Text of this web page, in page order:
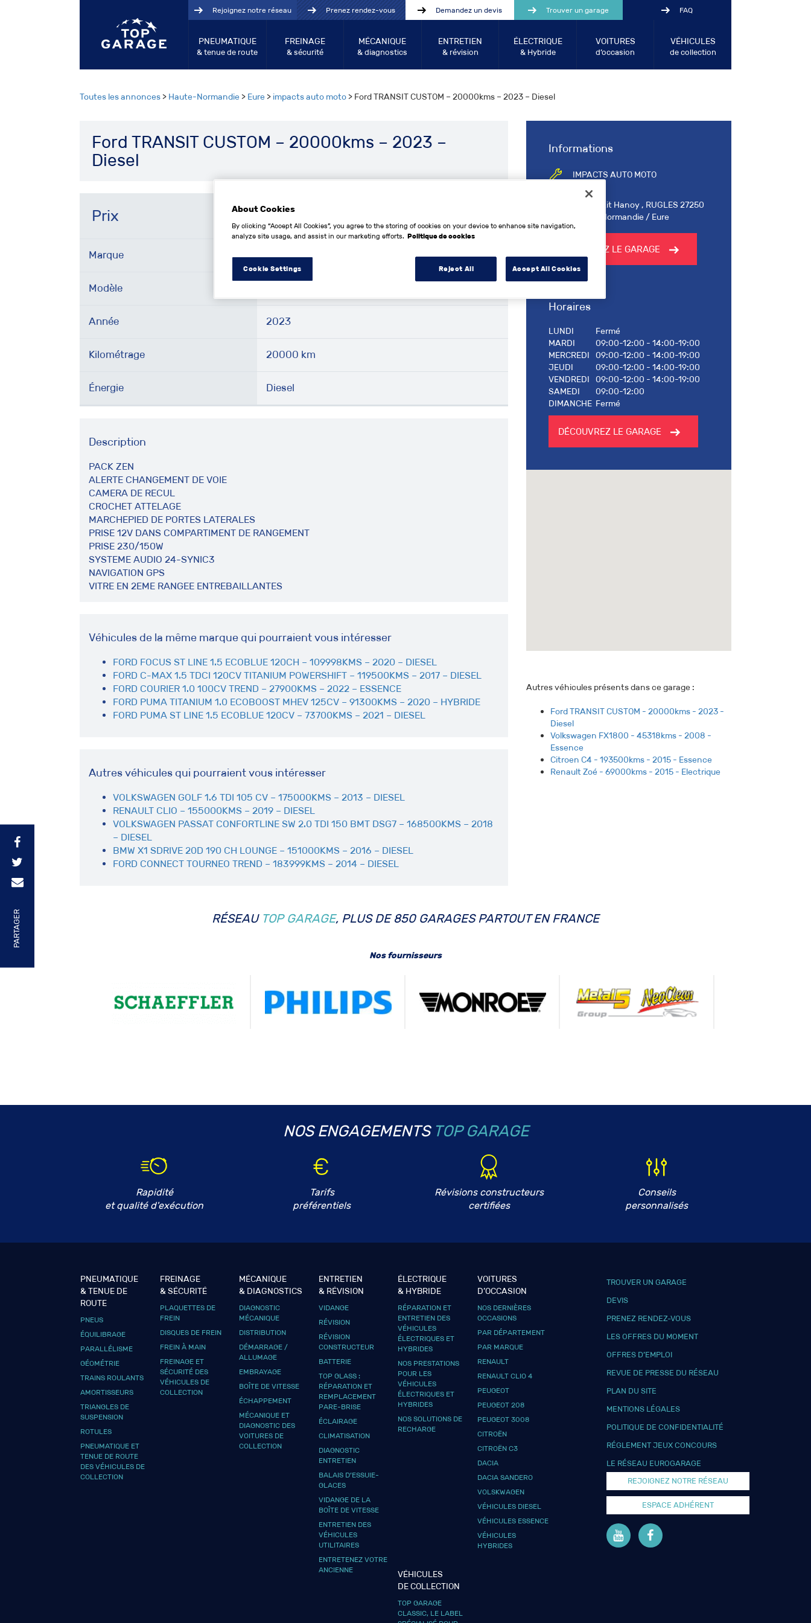
Rejoignez notre réseau Prenez rendez-vous Demandez un devis Trouver un garage FAQ
PNEUMATIQUE
& tenue de route
FREINAGE
& sécurité
MÉCANIQUE
& diagnostics
ENTRETIEN
& révision
ÉLECTRIQUE
& Hybride
VOITURES
d’occasion
VÉHICULES
de collection
PARTAGER
Toutes les annonces > Haute-Normandie > Eure > impacts auto moto > Ford TRANSIT CUSTOM – 20000kms – 2023 – Diesel
Ford TRANSIT CUSTOM – 20000kms – 2023 –
Diesel
Prix 43 000
Marque Ford
Modèle
Année 2023
Kilométrage 20000 km
Énergie Diesel
Description
PACK ZEN
ALERTE CHANGEMENT DE VOIE
CAMERA DE RECUL
CROCHET ATTELAGE
MARCHEPIED DE PORTES LATERALES
PRISE 12V DANS COMPARTIMENT DE RANGEMENT
PRISE 230/150W
SYSTEME AUDIO 24-SYNIC3
NAVIGATION GPS
VITRE EN 2EME RANGEE ENTREBAILLANTES
Véhicules de la même marque qui pourraient vous intéresser
FORD FOCUS ST LINE 1.5 ECOBLUE 120CH – 109998KMS – 2020 – DIESEL
FORD C-MAX 1.5 TDCI 120CV TITANIUM POWERSHIFT – 119500KMS – 2017 – DIESEL
FORD COURIER 1.0 100CV TREND – 27900KMS – 2022 – ESSENCE
FORD PUMA TITANIUM 1.0 ECOBOOST MHEV 125CV – 91300KMS – 2020 – HYBRIDE
FORD PUMA ST LINE 1.5 ECOBLUE 120CV – 73700KMS – 2021 – DIESEL
Autres véhicules qui pourraient vous intéresser
VOLKSWAGEN GOLF 1.6 TDI 105 CV – 175000KMS – 2013 – DIESEL
RENAULT CLIO – 155000KMS – 2019 – DIESEL
VOLKSWAGEN PASSAT CONFORTLINE SW 2.0 TDI 150 BMT DSG7 – 168500KMS – 2018
– DIESEL
BMW X1 SDRIVE 20D 190 CH LOUNGE – 151000KMS – 2016 – DIESEL
FORD CONNECT TOURNEO TREND – 183999KMS – 2014 – DIESEL
Informations
IMPACTS AUTO MOTO
Za le Petit Hanoy , RUGLES 27250
Haute-Normandie / Eure
CONTACTEZ LE GARAGE
Horaires
LUNDI
Fermé
MARDI
09:00-12:00 - 14:00-19:00
MERCREDI
09:00-12:00 - 14:00-19:00
JEUDI
09:00-12:00 - 14:00-19:00
VENDREDI
09:00-12:00 - 14:00-19:00
SAMEDI
09:00-12:00
DIMANCHE Fermé
DÉCOUVREZ LE GARAGE
Autres véhicules présents dans ce garage :
Ford TRANSIT CUSTOM - 20000kms - 2023 -
Diesel
Volkswagen FX1800 - 45318kms - 2008 -
Essence
Citroen C4 - 193500kms - 2015 - Essence
Renault Zoé - 69000kms - 2015 - Electrique
RÉSEAU TOP GARAGE, PLUS DE 850 GARAGES PARTOUT EN FRANCE
Nos fournisseurs
NOS ENGAGEMENTS TOP GARAGE
Rapidité
et qualité d'exécution
Tarifs
préférentiels
Révisions constructeurs
certifiées
Conseils
personnalisés
PNEUMATIQUE
& TENUE DE
ROUTE
PNEUS
ÉQUILIBRAGE
PARALLÉLISME
GÉOMÉTRIE
TRAINS ROULANTS
AMORTISSEURS
TRIANGLES DE
SUSPENSION
ROTULES
PNEUMATIQUE ET
TENUE DE ROUTE
DES VÉHICULES DE
COLLECTION
FREINAGE
& SÉCURITÉ
PLAQUETTES DE
FREIN
DISQUES DE FREIN
FREIN À MAIN
FREINAGE ET
SÉCURITÉ DES
VÉHICULES DE
COLLECTION
MÉCANIQUE
& DIAGNOSTICS
DIAGNOSTIC
MÉCANIQUE
DISTRIBUTION
DÉMARRAGE /
ALLUMAGE
EMBRAYAGE
BOÎTE DE VITESSE
ÉCHAPPEMENT
MÉCANIQUE ET
DIAGNOSTIC DES
VOITURES DE
COLLECTION
ENTRETIEN
& RÉVISION
VIDANGE
RÉVISION
RÉVISION
CONSTRUCTEUR
BATTERIE
TOP GLASS :
RÉPARATION ET
REMPLACEMENT
PARE-BRISE
ÉCLAIRAGE
CLIMATISATION
DIAGNOSTIC
ENTRETIEN
BALAIS D’ESSUIE-
GLACES
VIDANGE DE LA
BOÎTE DE VITESSE
ENTRETIEN DES
VÉHICULES
UTILITAIRES
ENTRETENEZ VOTRE
ANCIENNE
ÉLECTRIQUE
& HYBRIDE
RÉPARATION ET
ENTRETIEN DES
VÉHICULES
ÉLECTRIQUES ET
HYBRIDES
NOS PRESTATIONS
POUR LES
VÉHICULES
ÉLECTRIQUES ET
HYBRIDES
NOS SOLUTIONS DE
RECHARGE
VOITURES
D’OCCASION
NOS DERNIÈRES
OCCASIONS
PAR DÉPARTEMENT
PAR MARQUE
RENAULT
RENAULT CLIO 4
PEUGEOT
PEUGEOT 208
PEUGEOT 3008
CITROËN
CITROËN C3
DACIA
DACIA SANDERO
VOLSKWAGEN
VÉHICULES DIESEL
VÉHICULES ESSENCE
VÉHICULES
HYBRIDES
VÉHICULES
DE COLLECTION
TOP GARAGE
CLASSIC, LE LABEL
TROUVER UN GARAGE
DEVIS
PRENEZ RENDEZ-VOUS
LES OFFRES DU MOMENT
OFFRES D’EMPLOI
REVUE DE PRESSE DU RÉSEAU
PLAN DU SITE
MENTIONS LÉGALES
POLITIQUE DE CONFIDENTIALITÉ
RÉGLEMENT JEUX CONCOURS
LE RÉSEAU EUROGARAGE
REJOIGNEZ NOTRE RÉSEAU
ESPACE ADHÉRENT
About Cookies
By clicking “Accept All Cookies”, you agree to the storing of cookies on your device to enhance site navigation,
analyze site usage, and assist in our marketing efforts. Politique de cookies
Cookie Settings Reject All Accept All Cookies